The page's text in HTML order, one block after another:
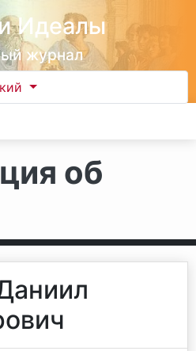
Идеалы
журнал
об